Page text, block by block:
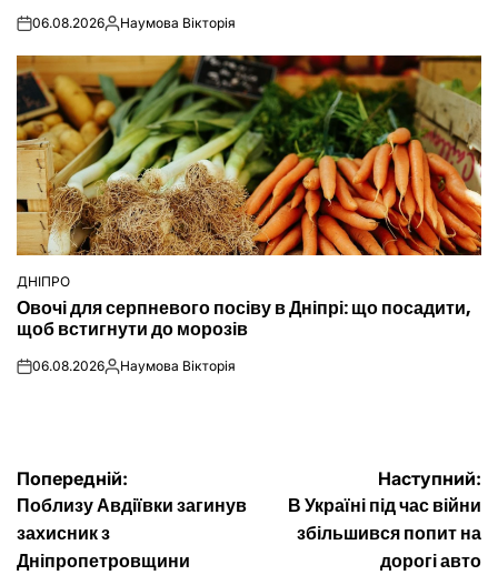
on06.08.2026Опубліковано
Наумова Вікторія
ОПУБЛІКУВАТИ
У
ДНІПРО
Овочі для серпневого посіву в Дніпрі: що посадити,
щоб встигнути до морозів
on06.08.2026Опубліковано
Наумова Вікторія
Навігація
записів
Попередній:
Поблизу Авдіївки загинув
захисник з
Дніпропетровщини
Наступний:
В Україні під час війни
збільшився попит на
дорогі авто